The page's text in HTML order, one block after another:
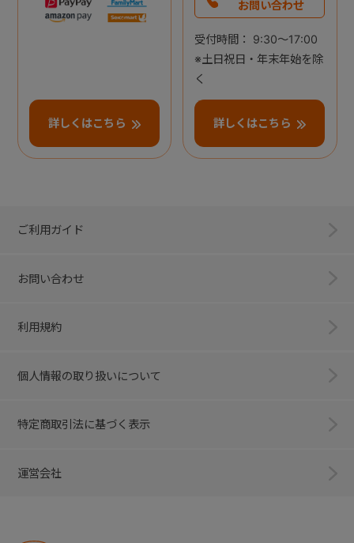
詳しくはこちら
お問い合わせ
受付時間： 9:30～17:00
※土日祝日・年末年始を除
く
詳しくはこちら
ご利用ガイド
お問い合わせ
利用規約
個人情報の取り扱いについて
特定商取引法に基づく表示
運営会社